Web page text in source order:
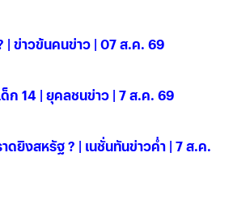
| ข่าวข้นคนข่าว | 07 ส.ค. 69
ก 14 | ยุคลชนข่าว | 7 ส.ค. 69
ดยิงสหรัฐ ? | เนชั่นทันข่าวค่ำ | 7 ส.ค.